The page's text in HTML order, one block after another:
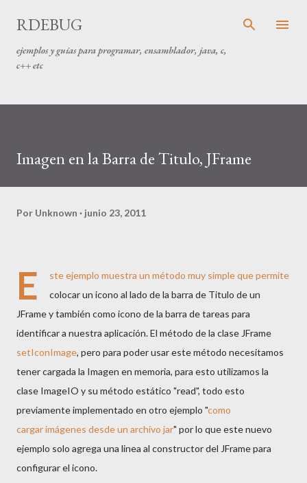
RDEBUG
ejemplos y guías para programar, ensamblador, java, c,
c++ etc
Imagen en la Barra de Titulo, JFrame
Por Unknown junio 23, 2011
E
ste ejemplo muestra un método muy simple que permite
colocar un icono al lado de la barra de Titulo de un
JFrame y también como icono de la barra de tareas para
identificar a nuestra aplicación. El método de la clase JFrame
setIconImage, pero para poder usar este método necesitamos
tener cargada la Imagen en memoria, para esto utilizamos la
clase ImageIO y su método estático "read", todo esto
previamente implementado en otro ejemplo "como
cargar imágenes desde un archivo jar" por lo que este nuevo
ejemplo solo agrega una linea al constructor del JFrame para
configurar el icono.